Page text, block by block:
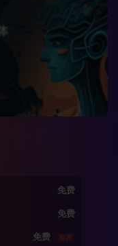
免费
免费
免费 推荐